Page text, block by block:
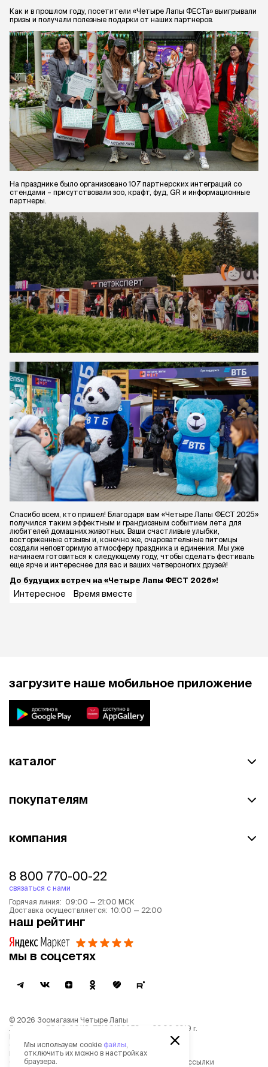
Как и в прошлом году, посетители «Четыре Лапы ФЕСТа» выигрывали
призы и получали полезные подарки от наших партнеров.
На празднике было организовано 107 партнерских интеграций со
стендами – присутствовали зоо, крафт, фуд, GR и информационные
партнеры.
Спасибо всем, кто пришел! Благодаря вам «Четыре Лапы ФЕСТ 2025»
получился таким эффектным и грандиозным событием лета для
любителей домашних животных. Ваши счастливые улыбки,
восторженные отзывы и, конечно же, очаровательные питомцы
создали неповторимую атмосферу праздника и единения. Мы уже
начинаем готовиться к следующему году, чтобы сделать фестиваль
еще ярче и интереснее для вас и ваших четвероногих друзей!
До будущих встреч на «Четыре Лапы ФЕСТ 2026»!
Интересное Время вместе
загрузите наше мобильное приложение
каталог
покупателям
компания
8 800 770-00-22
связаться с нами
Горячая линия: 09:00 — 21:00 МСК
Доставка осуществляется: 10:00 — 22:00
наш рейтинг
мы в соцсетях
© 2026 Зоомагазин Четыре Лапы
Лицензия: Л042-00118-77/00139653 от 03.06.2019 г.
Политика обработки персональных данных
Согласие на обработку персональных данных
Пользовательское соглашение
Согласие на получение новостной и рекламной рассылки
Мы используем cookie файлы
отключить их можно в настройках
браузера.